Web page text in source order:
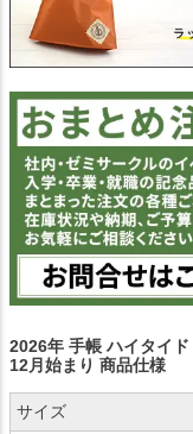
2026年 手帳 ハイタイ
12月始まり 商品仕様
サイズ